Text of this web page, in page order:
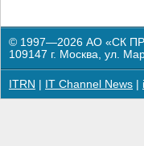
© 1997—2026 АО «СК
109147 г. Москва, ул.
ITRN IT Channel News